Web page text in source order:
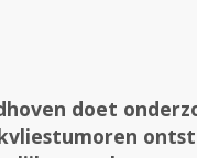
doet